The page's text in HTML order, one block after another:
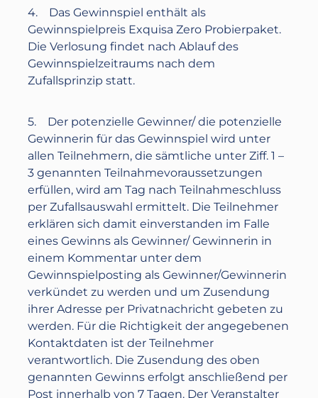
4. Das Gewinnspiel enthält als
Gewinnspielpreis Exquisa Zero Probierpaket.
Die Verlosung findet nach Ablauf des
Gewinnspielzeitraums nach dem
Zufallsprinzip statt.
5. Der potenzielle Gewinner/ die potenzielle
Gewinnerin für das Gewinnspiel wird unter
allen Teilnehmern, die sämtliche unter Ziff. 1 –
3 genannten Teilnahmevoraussetzungen
erfüllen, wird am Tag nach Teilnahmeschluss
per Zufallsauswahl ermittelt. Die Teilnehmer
erklären sich damit einverstanden im Falle
eines Gewinns als Gewinner/ Gewinnerin in
einem Kommentar unter dem
Gewinnspielposting als Gewinner/Gewinnerin
verkündet zu werden und um Zusendung
ihrer Adresse per Privatnachricht gebeten zu
werden. Für die Richtigkeit der angegebenen
Kontaktdaten ist der Teilnehmer
verantwortlich. Die Zusendung des oben
genannten Gewinns erfolgt anschließend per
Post innerhalb von 7 Tagen. Der Veranstalter